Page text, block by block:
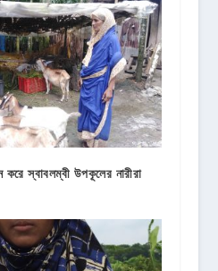
স্বাবলম্বী উপকূলের নারীরা